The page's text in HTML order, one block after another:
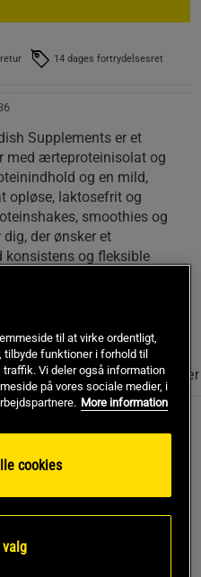
14 dages fortrydelsesret
Supplements er et
med ærteproteinisolat og
og en mild,
opløse, laktosefrit og
smoothies og
der ønsker et
konsistens og fleksible
Næringsværdi og ingredienser
Supplements er et
god opløselighed, lavet
og risprotein. Her får
smag uden at smage af
til at virke ordentligt,
funktioner i forhold til
Vi deler også information
på vores sociale medier, i
More information
cookies
valg